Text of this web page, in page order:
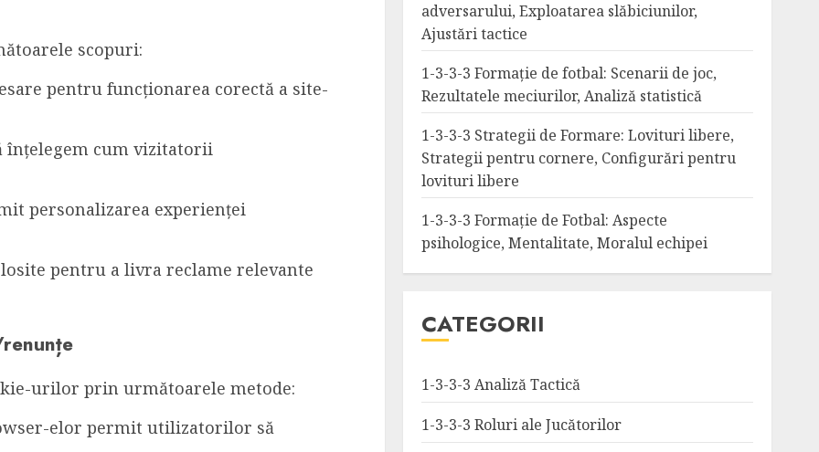
scopuri:
pentru funcționarea corectă a site-
înțelegem cum vizitatorii
personalizarea experienței
pentru a livra reclame relevante
urilor prin următoarele metode:
elor permit utilizatorilor să
adversarului, Exploatarea slăbiciunilor,
Ajustări tactice
1-3-3-3 Formație de fotbal: Scenarii de joc,
Rezultatele meciurilor, Analiză statistică
1-3-3-3 Strategii de Formare: Lovituri libere,
Strategii pentru cornere, Configurări pentru
lovituri libere
1-3-3-3 Formație de Fotbal: Aspecte
psihologice, Mentalitate, Moralul echipei
CATEGORII
1-3-3-3 Analiză Tactică
1-3-3-3 Roluri ale Jucătorilor